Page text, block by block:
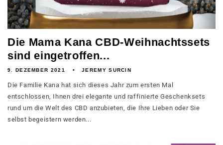
Die Mama Kana CBD-Weihnachtssets
sind eingetroffen...
9. DEZEMBER 2021 JEREMY SURCIN
Die Familie Kana hat sich dieses Jahr zum ersten Mal
entschlossen, Ihnen drei elegante und raffinierte Geschenksets
rund um die Welt des CBD anzubieten, die Ihre Lieben oder Sie
selbst begeistern werden...